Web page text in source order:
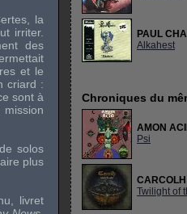
la
irriter.
des
et le
criard :
sont à
desolos
plus
livret
PAUL
Alkahest
Chroniques du
AMON
Psi
CARCOLH
Twilight of